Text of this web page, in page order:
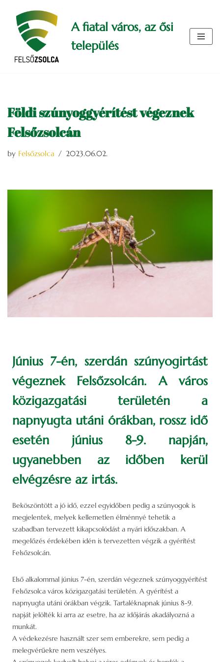
Skip
content
A fiatal város, az ősi
település
Földi szúnyoggyérítést végeznek
Felsőzsolcán
by Felsőzsolca 2023.06.02.
Június 7-én, szerdán szúnyogirtást
végeznek Felsőzsolcán. A város
közigazgatási területén a
napnyugta utáni órákban, rossz idő
esetén június 8-9. napján,
ugyanebben az időben kerül
elvégzésre az irtás.
Beköszöntött a jó idő, ezzel egyidőben pedig a szúnyogok is
megjelentek, melyek kellemetlen élménnyé tehetik a
szabadban tervezett kikapcsolódást a nyári időszakban. A
megelőzés érdekében idén is tervezetten végzik a gyérítést
Felsőzsolcán.
Első alkalommal június 7-én, szerdán végeznek szúnyoggyérítést
Felsőzsolca város közigazgatási területén. A gyérítést a
napnyugta utáni órákban végzik. Tartaléknapnak június 8-9.
napját jelölték ki arra az esetre, ha az időjárás akadályozná a
munkát.
A védekezésre használt szer sem emberekre, sem pedig a
melegvérűekre nem veszélyes.